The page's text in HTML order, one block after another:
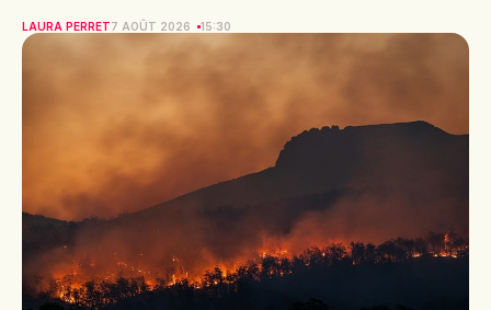
LAURA PERRET7 AOÛT 2026 15:30